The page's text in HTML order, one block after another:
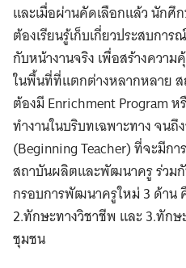
และเมื่อผ่านคัดเลือกแล้ว นักศึ
ต้องเรียนรู้เก็บเกี่ยวประสบกา
กับหน้างานจริง เพื่อสร้างความ
ในพื้นที่ที่แตกต่างหลากหลาย
ต้องมี Enrichment Program
ทำงานในบริบทเฉพาะทาง จนถึ
(Beginning Teacher) ที่จะมีก
สถาบันผลิตและพัฒนาครู ร่วมกั
กรอบการพัฒนาครูใหม่ 3 ด้า
2.ทักษะทางวิชาชีพ และ 3.ทัก
ชุมชน